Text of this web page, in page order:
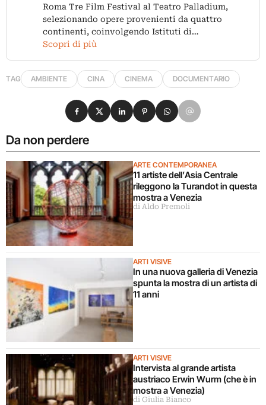
Roma Tre Film Festival al Teatro Palladium,
selezionando opere provenienti da quattro
continenti, coinvolgendo Istituti di…
Scopri di più
TAG AMBIENTE CINA CINEMA DOCUMENTARIO
Da non perdere
ARTE CONTEMPORANEA
11 artiste dell’Asia Centrale
rileggono la Turandot in questa
mostra a Venezia
di Aldo Premoli
ARTI VISIVE
In una nuova galleria di Venezia
spunta la mostra di un artista di
11 anni
ARTI VISIVE
Intervista al grande artista
austriaco Erwin Wurm (che è in
mostra a Venezia)
di Giulia Bianco
Condividi su Facebook
Condividi su X
Condividi su LinkedIn
Condividi su Pinterest
Condividi su WhatsApp
Condividi su Email